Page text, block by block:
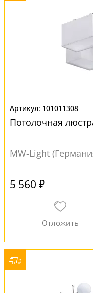
101011308
Потолочная
MW-Light
5 560 ₽